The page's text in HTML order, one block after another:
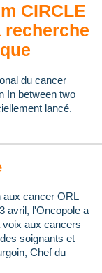
CIRCLE
recherche
du cancer
In between two
lancé.
aux cancer ORL
avril, l'Oncopole a
voix aux cancers
soignants et
Chef du